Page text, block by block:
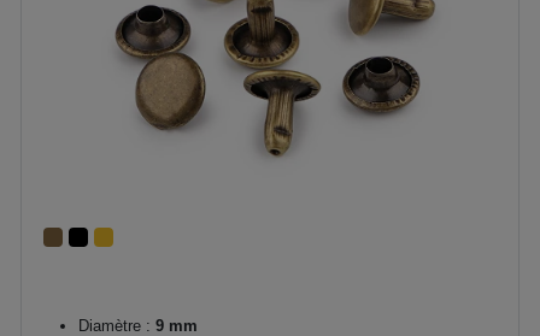
Diamètre : 9 mm